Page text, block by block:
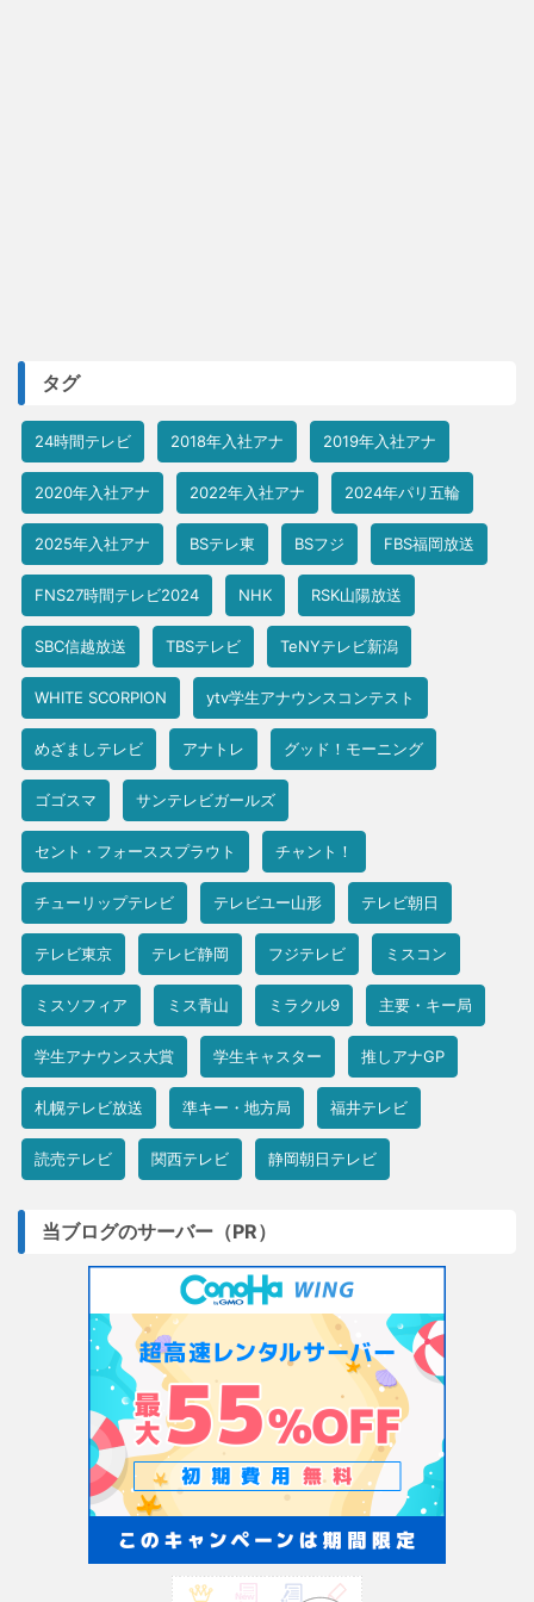
タグ
24時間テレビ 2018年入社アナ 2019年入社アナ
2020年入社アナ 2022年入社アナ 2024年パリ五輪
2025年入社アナ BSテレ東 BSフジ FBS福岡放送
FNS27時間テレビ2024 NHK RSK山陽放送
SBC信越放送 TBSテレビ TeNYテレビ新潟
WHITE SCORPION ytv学生アナウンスコンテスト
めざましテレビ アナトレ グッド！モーニング
ゴゴスマ サンテレビガールズ
セント・フォーススプラウト チャント！
チューリップテレビ テレビユー山形 テレビ朝日
テレビ東京 テレビ静岡 フジテレビ ミスコン
ミスソフィア ミス青山 ミラクル9 主要・キー局
学生アナウンス大賞 学生キャスター 推しアナGP
札幌テレビ放送 準キー・地方局 福井テレビ
読売テレビ 関西テレビ 静岡朝日テレビ
当ブログのサーバー（PR）